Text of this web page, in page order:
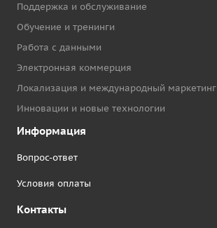
Поддержка и обслуживание
Обучение и тренинги
Работа с данными
Электронная коммерция
Локализация и международный маркетинг
Инновации и новые технологии
Информация
Вопрос-ответ
Условия оплаты
Контакты